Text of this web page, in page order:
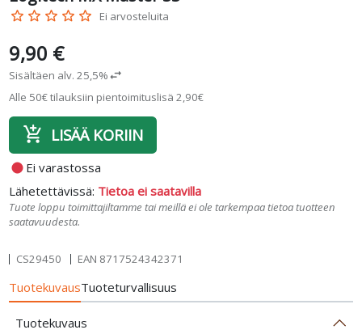
star_border star_border star_border star_border star_border Ei arvosteluita
9,90 €
Sisältäen alv. 25,5%swap_horiz
Alle 50€ tilauksiin pientoimituslisä 2,90€
add_shopping_cart LISÄÄ KORIIN
fiber_manual_record Ei varastossa
Lähetettävissä: Tietoa ei saatavilla
Tuote loppu toimittajiltamme tai meillä ei ole tarkempaa tietoa tuotteen
saatavuudesta.
CS29450 EAN 8717524342371
TuotekuvausTuoteturvallisuus
Tuotekuvaus